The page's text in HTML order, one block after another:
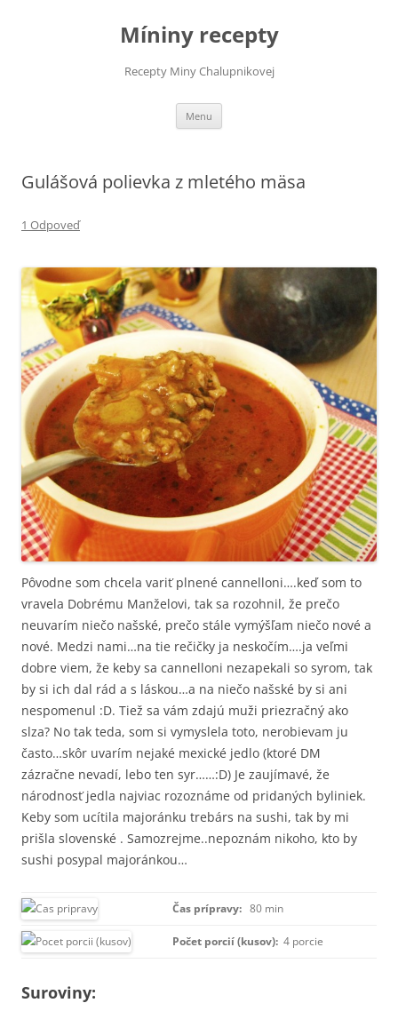
Míniny recepty
Recepty Miny Chalupnikovej
Menu
Gulášová polievka z mletého mäsa
1 Odpoveď
Pôvodne som chcela variť plnené cannelloni….keď som to
vravela Dobrému Manželovi, tak sa rozohnil, že prečo
neuvarím niečo našské, prečo stále vymýšľam niečo nové a
nové. Medzi nami…na tie rečičky ja neskočím….ja veľmi
dobre viem, že keby sa cannelloni nezapekali so syrom, tak
by si ich dal rád a s láskou…a na niečo našské by si ani
nespomenul :D. Tiež sa vám zdajú muži priezračný ako
slza? No tak teda, som si vymyslela toto, nerobievam ju
často…skôr uvarím nejaké mexické jedlo (ktoré DM
zázračne nevadí, lebo ten syr……:D) Je zaujímavé, že
národnosť jedla najviac rozoznáme od pridaných byliniek.
Keby som ucítila majoránku trebárs na sushi, tak by mi
prišla slovenské . Samozrejme..nepoznám nikoho, kto by
sushi posypal majoránkou…
Čas prípravy: 80 min
Počet porcií (kusov): 4 porcie
Suroviny: